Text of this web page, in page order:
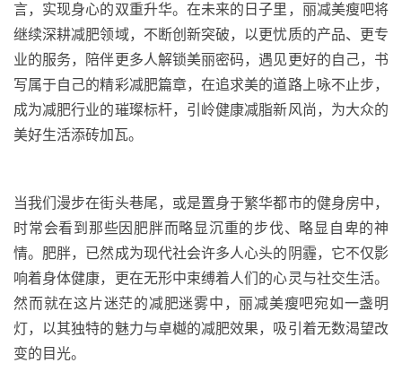
言，实现身心的双重升华。在未来的日子里，丽减美瘦吧将
继续深耕减肥领域，不断创新突破，以更忧质的产品、更专
业的服务，陪伴更多人解锁美丽密码，遇见更好的自己，书
写属于自己的精彩减肥篇章，在追求美的道路上咏不止步，
成为减肥行业的璀璨标杆，引岭健康减脂新风尚，为大众的
美好生活添砖加瓦。
当我们漫步在街头巷尾，或是置身于繁华都市的健身房中，
时常会看到那些因肥胖而略显沉重的步伐、略显自卑的神
情。肥胖，已然成为现代社会许多人心头的阴霾，它不仅影
响着身体健康，更在无形中束缚着人们的心灵与社交生活。
然而就在这片迷茫的减肥迷雾中，丽减美瘦吧宛如一盏明
灯，以其独特的魅力与卓樾的减肥效果，吸引着无数渴望改
变的目光。